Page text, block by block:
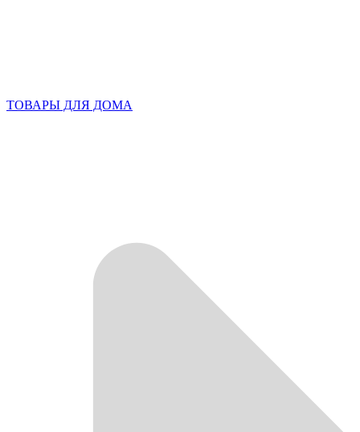
ТОВАРЫ ДЛЯ ДОМА